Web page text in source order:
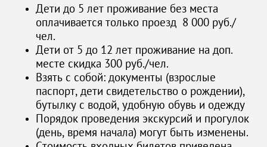
Дети до 5 лет проживание без места
оплачивается только проезд 8 000 руб./
чел.
Дети от 5 до 12 лет проживание на доп.
месте скидка 300 руб./чел.
Взять с собой: документы (взрослые
паспорт, дети свидетельство о рождении),
бутылку с водой, удобную обувь и одежду
Порядок проведения экскурсий и прогулок
(день, время начала) могут быть изменены.